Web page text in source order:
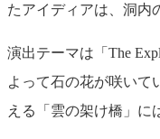
たアイディアは、洞内
演出テーマは「The
よって石の花が咲いて
える「雲の架け橋」に